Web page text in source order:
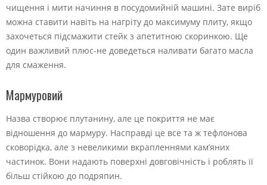
чищення і мити начиння в посудомийній машині. Зате виріб
можна ставити навіть на нагріту до максимуму плиту, якщо
захочеться підсмажити стейк з апетитною скоринкою. Ще
один важливий плюс-не доведеться наливати багато масла
для смаження.
Мармуровий
Назва створює плутанину, але це покриття не має
відношення до мармуру. Насправді це все та ж тефлонова
сковорідка, але з невеликими вкрапленнями кам’яних
частинок. Вони надають поверхні довговічність і роблять її
більш стійкою до подряпин.